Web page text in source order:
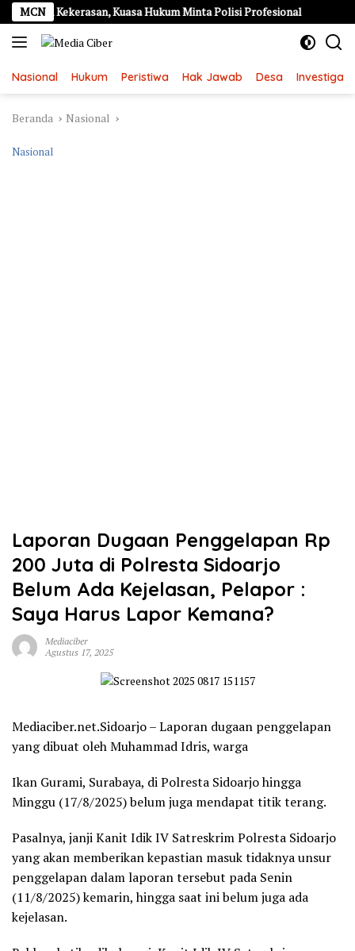
Langsung
ke
konten
MCN
Kekerasan, Kuasa Hukum Minta Polisi Profesional
Nasional Hukum Peristiwa Hak Jawab Desa Investigasi
Beranda Nasional
Nasional
Laporan Dugaan Penggelapan Rp
200 Juta di Polresta Sidoarjo
Belum Ada Kejelasan, Pelapor :
Saya Harus Lapor Kemana?
Mediaciber
Agustus 17, 2025
Mediaciber.net.Sidoarjo – Laporan dugaan penggelapan
yang dibuat oleh Muhammad Idris, warga
Ikan Gurami, Surabaya, di Polresta Sidoarjo hingga
Minggu (17/8/2025) belum juga mendapat titik terang.
Pasalnya, janji Kanit Idik IV Satreskrim Polresta Sidoarjo
yang akan memberikan kepastian masuk tidaknya unsur
penggelapan dalam laporan tersebut pada Senin
(11/8/2025) kemarin, hingga saat ini belum juga ada
kejelasan.